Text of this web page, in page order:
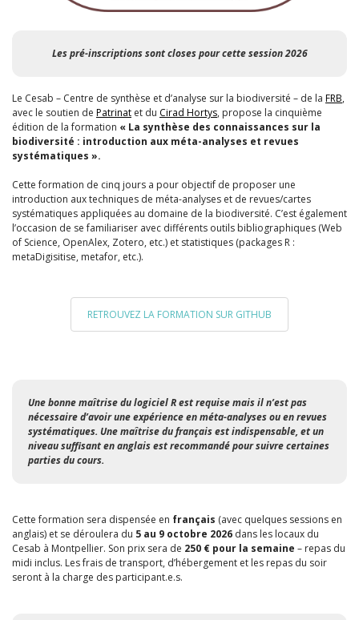
Les pré-inscriptions sont closes pour cette session 2026
Le Cesab – Centre de synthèse et d’analyse sur la biodiversité – de la FRB,
avec le soutien de Patrinat et du Cirad Hortys, propose la cinquième
édition de la formation « La synthèse des connaissances sur la
biodiversité : introduction aux méta-analyses et revues
systématiques ».
Cette formation de cinq jours a pour objectif de proposer une
introduction aux techniques de méta-analyses et de revues/cartes
systématiques appliquées au domaine de la biodiversité. C’est également
l’occasion de se familiariser avec différents outils bibliographiques (Web
of Science, OpenAlex, Zotero, etc.) et statistiques (packages R :
metaDigisitise, metafor, etc.).
RETROUVEZ LA FORMATION SUR GITHUB
Une bonne maîtrise du logiciel R est requise mais il n’est pas
nécessaire d’avoir une expérience en méta-analyses ou en revues
systématiques. Une maîtrise du français est indispensable, et un
niveau suffisant en anglais est recommandé pour suivre certaines
parties du cours.
Cette formation sera dispensée en français (avec quelques sessions en
anglais) et se déroulera du 5 au 9 octobre 2026 dans les locaux du
Cesab à Montpellier. Son prix sera de 250 € pour la semaine – repas du
midi inclus. Les frais de transport, d’hébergement et les repas du soir
seront à la charge des participant.e.s.